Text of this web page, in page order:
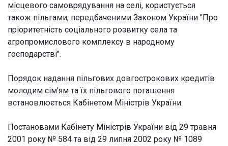
місцевого самоврядування на селі, користується
також пільгами, передбаченими Законом України "Про
пріоритетність соціального розвитку села та
агропромислового комплексу в народному
господарстві".
Порядок надання пільгових довгострокових кредитів
молодим сім'ям та їх пільгового погашення
встановлюється Кабінетом Міністрів України.
Постановами Кабінету Міністрів України від 29 травня
2001 року № 584 та від 29 липня 2002 року № 1089